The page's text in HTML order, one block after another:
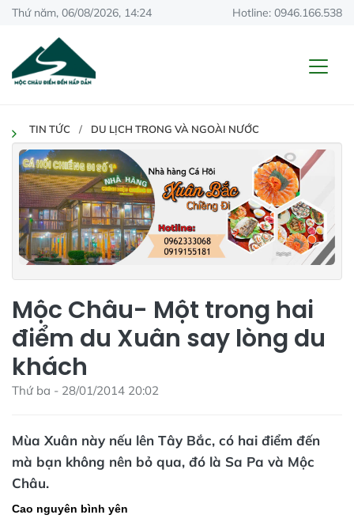
Thứ năm, 06/08/2026, 14:24 Hotline: 0946.166.538
TIN TỨC DU LỊCH TRONG VÀ NGOÀI NƯỚC
Mộc Châu- Một trong hai
điểm du Xuân say lòng du
khách
Thứ ba - 28/01/2014 20:02
Mùa Xuân này nếu lên Tây Bắc, có hai điểm đến
mà bạn không nên bỏ qua, đó là Sa Pa và Mộc
Châu.
Cao nguyên bình yên